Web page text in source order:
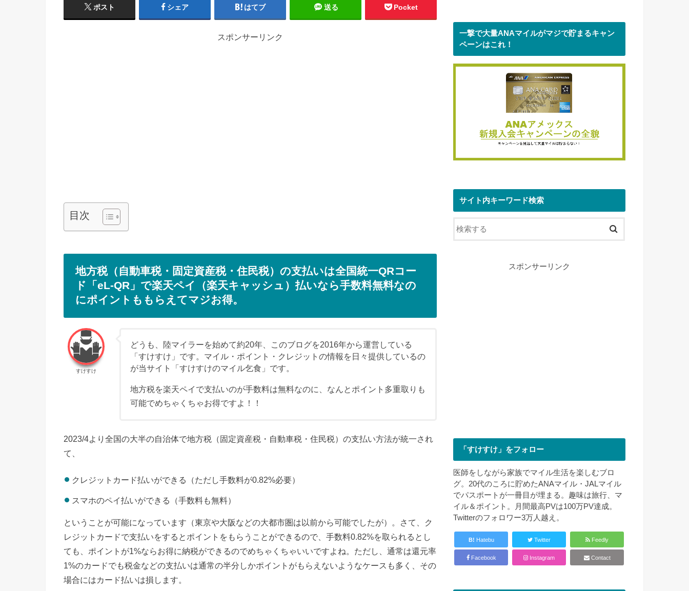
ポスト シェア はてブ 送る Pocket
スポンサーリンク
目次
地方税（自動車税・固定資産税・住民税）の支払いは全国統一QRコー
ド「eL‐QR」で楽天ペイ（楽天キャッシュ）払いなら手数料無料なの
にポイントももらえてマジお得。
すけすけ
どうも、陸マイラーを始めて約20年、このブログを2016年から運営している
「すけすけ」です。マイル・ポイント・クレジットの情報を日々提供しているの
が当サイト「すけすけのマイル乞食」です。
地方税を楽天ペイで支払いのが手数料は無料なのに、なんとポイント多重取りも
可能でめちゃくちゃお得ですよ！！
2023/4より全国の大半の自治体で地方税（固定資産税・自動車税・住民税）の支払い方法が統一され
て、
クレジットカード払いができる（ただし手数料が0.82%必要）
スマホのペイ払いができる（手数料も無料）
ということが可能になっています（東京や大阪などの大都市圏は以前から可能でしたが）。さて、ク
レジットカードで支払いをするとポイントをもらうことができるので、手数料0.82%を取られるとし
ても、ポイントが1%ならお得に納税ができるのでめちゃくちゃいいですよね。ただし、通常は還元率
1%のカードでも税金などの支払いは通常の半分しかポイントがもらえないようなケースも多く、その
場合にはカード払いは損します。
一撃で大量ANAマイルがマジで貯まるキャン
ペーンはこれ！
サイト内キーワード検索
スポンサーリンク
「すけすけ」をフォロー
医師をしながら家族でマイル生活を楽しむブロ
グ。20代のころに貯めたANAマイル・JALマイル
でパスポートが一冊目が埋まる。趣味は旅行、マ
イル＆ポイント。月間最高PVは100万PV達成。
Twitterのフォロワー3万人越え。
B! Hatebu Twitter Feedly
Facebook Instagram Contact